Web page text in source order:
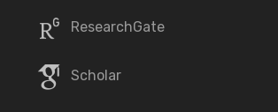
ResearchGate
Scholar